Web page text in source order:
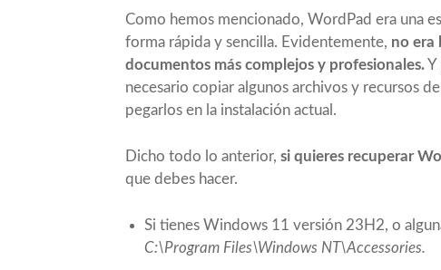
Como hemos mencionado, WordPad era una
forma rápida y sencilla. Evidentemente, no era
documentos más complejos y profesionales. Y
necesario copiar algunos archivos y recursos
pegarlos en la instalación actual.
Dicho todo lo anterior, si quieres recuperar
que debes hacer.
Si tienes Windows 11 versión 23H2, o
C:\Program Files\Windows NT\Accessories.